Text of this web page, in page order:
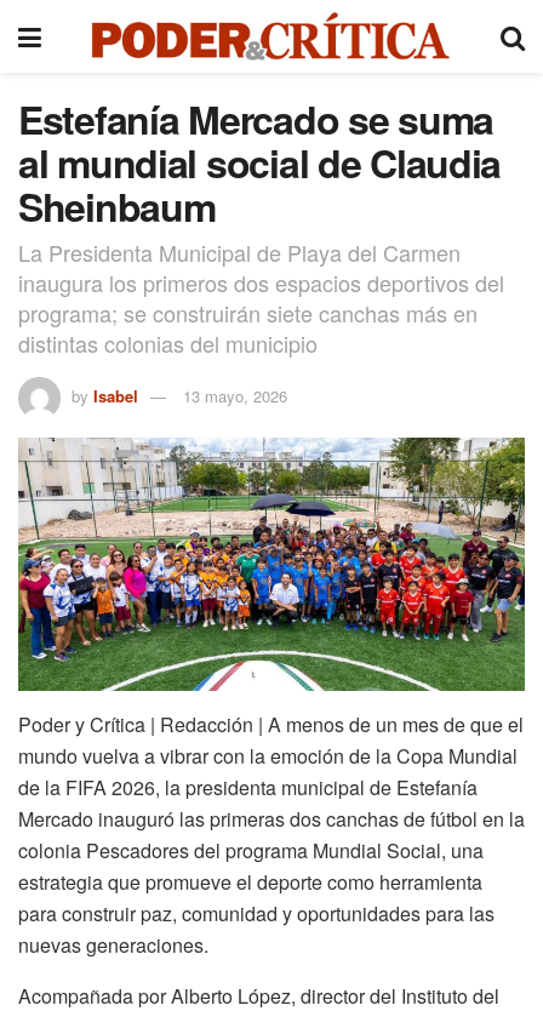
Estefanía Mercado se suma
al mundial social de Claudia
Sheinbaum
La Presidenta Municipal de Playa del Carmen
inaugura los primeros dos espacios deportivos del
programa; se construirán siete canchas más en
distintas colonias del municipio
by Isabel 13 mayo, 2026
Poder y Crítica | Redacción | A menos de un mes de que el
mundo vuelva a vibrar con la emoción de la Copa Mundial
de la FIFA 2026, la presidenta municipal de Estefanía
Mercado inauguró las primeras dos canchas de fútbol en la
colonia Pescadores del programa Mundial Social, una
estrategia que promueve el deporte como herramienta
para construir paz, comunidad y oportunidades para las
nuevas generaciones.
Acompañada por Alberto López, director del Instituto del